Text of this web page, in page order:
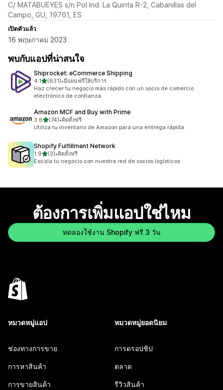
C/ MATABUEYES s/n Pol Ind. La Quinta R-2, Cabanillas del
Campo, GU, 19761, ES
เปิดตัวแล้ว
16 พฤษภาคม 2023
พบกับแอปที่น่าสนใจ
Shiprocket: eCommerce Shipping
4.1เต็ม 5 ดาว
(631)
ทั้งหมด 631 รีวิว
•มีแผนฟรีให้บริการ
Haz crecer tu negocio más rápido con un socio de comercio
electrónico de confianza
Amazon MCF and Buy with Prime
3.6เต็ม 5 ดาว
(74)
ทั้งหมด 74 รีวิว
•ติดตั้งฟรี
Utiliza tu inventario de Amazon para una entrega rápida.
Shopify Fulfillment Network
1.9เต็ม 5 ดาว
(3)
ทั้งหมด 3 รีวิว
•ติดตั้งฟรี
Escala tu negocio con nuestra red de socios logísticos
ต้องการเพิ่มแอปใช่ไหม
ทดลองใช้งาน Shopify ฟรี 3 วัน
หมวดหมู่แอป
ช่องทางการขาย
การหาสินค้า
การขายสินค้า
หมวดหมู่ยอดนิยม
การดรอปชิป
ตลาด
รีวิวสินค้า